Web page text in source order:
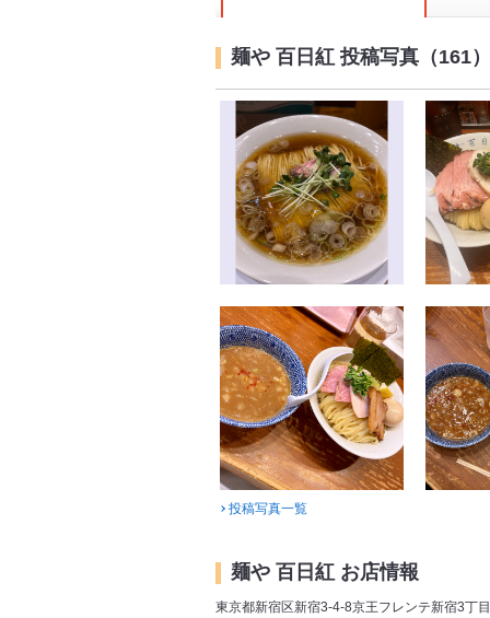
麺や 百日紅 投稿写真（161）
投稿写真一覧
麺や 百日紅 お店情報
東京都新宿区新宿3-4-8京王フレンテ新宿3丁